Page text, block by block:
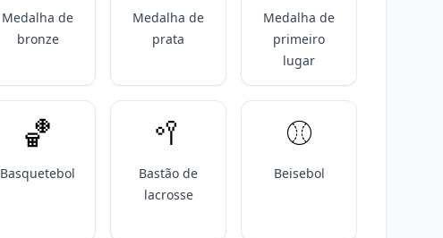
Medalha de
bronze
Medalha de
prata
Medalha de
primeiro
lugar
🏀
Basquetebol
🥍
Bastão de
lacrosse
⚾️
Beisebol